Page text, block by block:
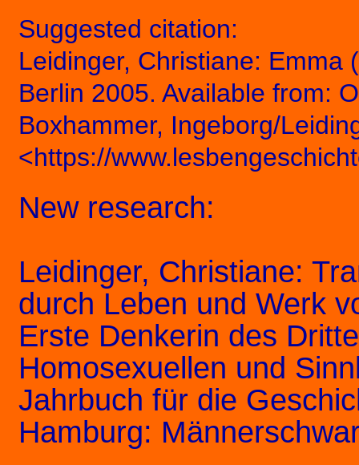
Suggested citation:
Leidinger, Christiane: Emma
Berlin 2005. Available from:
Boxhammer, Ingeborg/
<https://
New research:
Leidinger, Christiane:
durch Leben und Werk
Erste Denkerin des
Homosexuellen und
Jahrbuch für die
Hamburg: